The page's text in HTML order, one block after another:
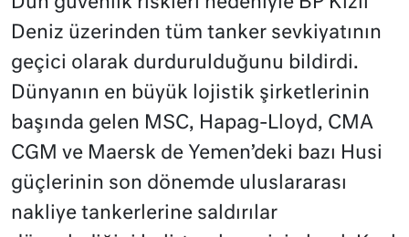
Deniz üzerinden tüm tanker sevkiyatının
geçici olarak durdurulduğunu bildirdi.
Dünyanın en büyük lojistik şirketlerinin
başında gelen MSC, Hapag-Lloyd, CMA
CGM ve Maersk de Yemen’deki bazı Husi
güçlerinin son dönemde uluslararası
nakliye tankerlerine saldırılar